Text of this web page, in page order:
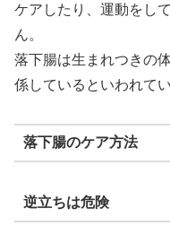
ケアしたり、運動をし
ん。
落下腸は生まれつきの
係しているといわれてい
落下腸のケア方法
逆立ちは危険